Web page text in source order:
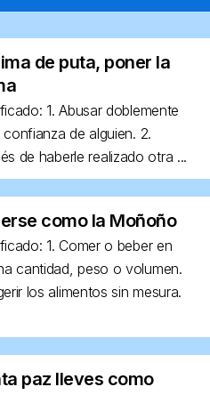
de puta, poner la
1. Abusar doblemente
confianza de alguien. 2.
de haberle realizado otra ...
como la Moñoño
1. Comer o beber en
cantidad, peso o volumen.
los alimentos sin mesura.
paz lleves como